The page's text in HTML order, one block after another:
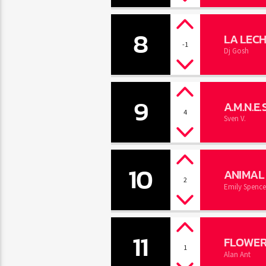
8 -1 LA
Dj Gosh
9 4
Sven V.
10 2 ANIMAL
Emily
11 1
Alan Ant